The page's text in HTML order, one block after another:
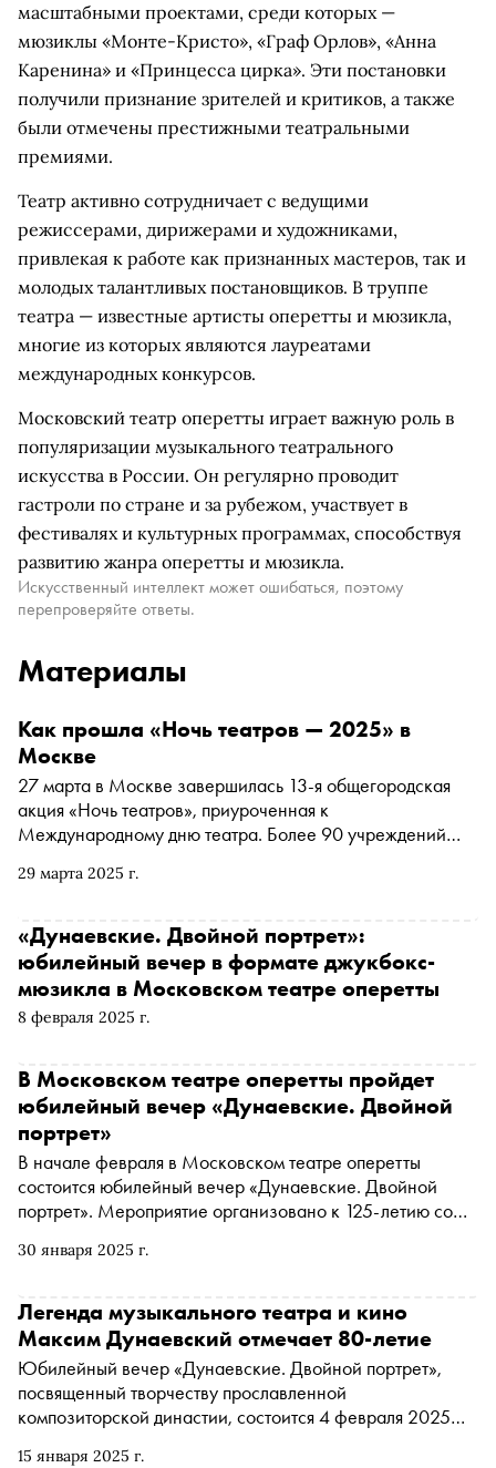
масштабными проектами, среди которых —
мюзиклы «Монте-Кристо», «Граф Орлов», «Анна
Каренина» и «Принцесса цирка». Эти постановки
получили признание зрителей и критиков, а также
были отмечены престижными театральными
премиями.
Театр активно сотрудничает с ведущими
режиссерами, дирижерами и художниками,
привлекая к работе как признанных мастеров, так и
молодых талантливых постановщиков. В труппе
театра — известные артисты оперетты и мюзикла,
многие из которых являются лауреатами
международных конкурсов.
Московский театр оперетты играет важную роль в
популяризации музыкального театрального
искусства в России. Он регулярно проводит
гастроли по стране и за рубежом, участвует в
фестивалях и культурных программах, способствуя
развитию жанра оперетты и мюзикла.
Искусственный интеллект может ошибаться, поэтому
перепроверяйте ответы.
Материалы
29 марта 2025 г.
Как прошла «Ночь театров — 2025» в
Москве
27 марта в Москве завершилась 13-я общегородская
акция «Ночь театров», приуроченная к
Международному дню театра. Более 90 учреждений
открытые репетиции, лекции, дискуссии, экскурсии
8 февраля 2025 г.
«Дунаевские. Двойной портрет»:
юбилейный вечер в формате джукбокс-
мюзикла в Московском театре оперетты
30 января 2025 г.
В Московском театре оперетты пройдет
юбилейный вечер «Дунаевские. Двойной
портрет»
В начале февраля в Московском театре оперетты
состоится юбилейный вечер «Дунаевские. Двойной
портрет». Мероприятие организовано к 125-летию со
Исаака Дунаевского и 80-летию его сына, композитора
15 января 2025 г.
Легенда музыкального театра и кино
Максим Дунаевский отмечает 80-летие
Юбилейный вечер «Дунаевские. Двойной портрет»,
посвященный творчеству прославленной
композиторской династии, состоится 4 февраля 2025